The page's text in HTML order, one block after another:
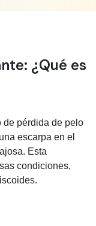
alopecia
¿Qué es
de pérdida de pelo
escarpa en el
Esta
condiciones,